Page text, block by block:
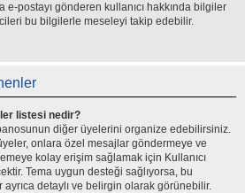
e-postayı gönderen kullanıcı hakkında bilgiler
bu bilgilerle meseleyi takip edebilir.
listesi nedir?
diğer üyelerini organize edebilirsiniz.
onlara özel mesajlar göndermeye ve
kolay erişim sağlamak için Kullanıcı
Tema uygun desteği sağlıyorsa, bu
ayrıca detaylı ve belirgin olarak görünebilir.